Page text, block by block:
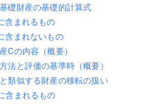
ラブル）
，残業等）
，残業等）
礎財産の基礎的計算式
まれるもの
まれないもの
の内容（概要）
法と評価の基準時（概要）
類似する財産の移転の扱い
含まれるもの